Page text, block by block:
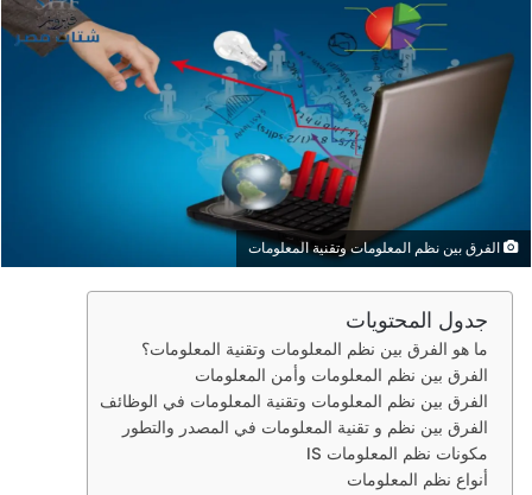
ل
ب
ر
ي
د
ا
إ
ل
ك
ت
ن
ي
ا
الفرق بين نظم المعلومات وتقنية المعلومات
جدول المحتويات
ما هو الفرق بين نظم المعلومات وتقنية المعلومات؟
الفرق بين نظم المعلومات وأمن المعلومات
الفرق بين نظم المعلومات وتقنية المعلومات في الوظائف
الفرق بين نظم و تقنية المعلومات في المصدر والتطور
مكونات نظم المعلومات IS
أنواع نظم المعلومات